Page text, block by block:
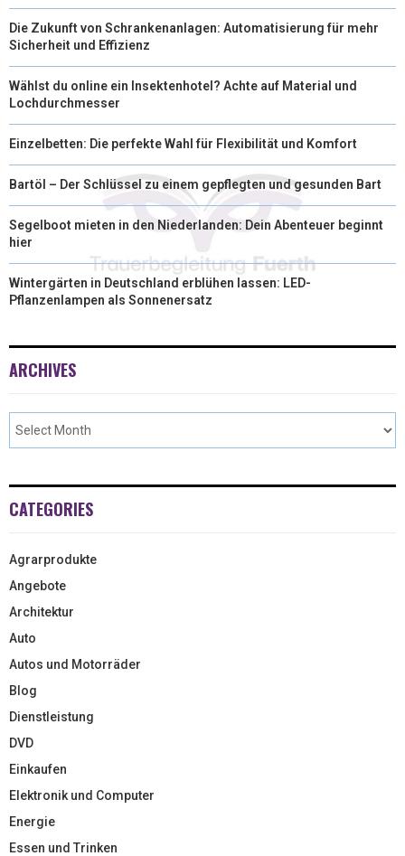
Die Zukunft von Schrankenanlagen: Automatisierung für mehr
Sicherheit und Effizienz
Wählst du online ein Insektenhotel? Achte auf Material und
Lochdurchmesser
Einzelbetten: Die perfekte Wahl für Flexibilität und Komfort
Bartöl – Der Schlüssel zu einem gepflegten und gesunden Bart
Segelboot mieten in den Niederlanden: Dein Abenteuer beginnt
hier
Wintergärten in Deutschland erblühen lassen: LED-
Pflanzenlampen als Sonnenersatz
ARCHIVES
CATEGORIES
Agrarprodukte
Angebote
Architektur
Auto
Autos und Motorräder
Blog
Dienstleistung
DVD
Einkaufen
Elektronik und Computer
Energie
Essen und Trinken